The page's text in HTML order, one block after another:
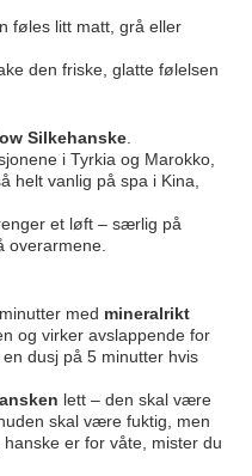
føles litt matt, grå eller
den friske, glatte følelsen
Silkehanske.
i Tyrkia og Marokko,
helt vanlig på spa i Kina,
et løft – særlig på
overarmene.
med mineralrikt
og virker avslappende for
dusj på 5 minutter hvis
lett – den skal være
skal være fuktig, men
er for våte, mister du